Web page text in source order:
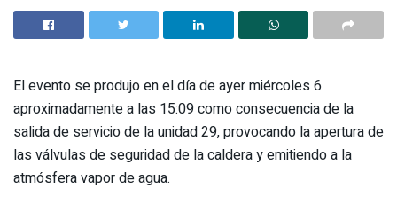
El evento se produjo en el día de ayer miércoles 6
aproximadamente a las 15:09 como consecuencia de la
salida de servicio de la unidad 29, provocando la apertura de
las válvulas de seguridad de la caldera y emitiendo a la
atmósfera vapor de agua.